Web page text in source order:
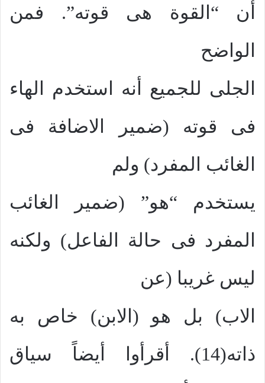
أن “القوة هى قوته”. فمن
الواضح
الجلى للجميع أنه استخدم الهاء
فى قوته (ضمير الاضافة فى
الغائب المفرد) ولم
يستخدم “هو” (ضمير الغائب
المفرد فى حالة الفاعل) ولكنه
ليس غريبا (عن
الاب) بل هو (الابن) خاص به
ذاته(14). أقرأوا أيضاً سياق